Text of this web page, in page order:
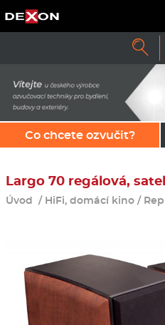

Co chcete ozvučit?
Largo 70 regálová,
Úvod / HiFi, domácí kino /